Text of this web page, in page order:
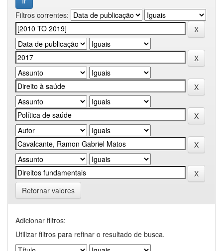
Filtros correntes:
Retornar valores
Adicionar filtros:
Utilizar filtros para refinar o resultado de busca.